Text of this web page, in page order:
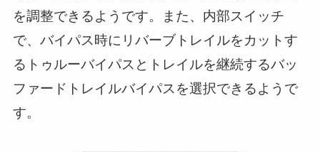
を調整できるようです。また、内部スイッチ
で、バイパス時にリバーブトレイルをカットす
るトゥルーバイパスとトレイルを継続するバッ
ファードトレイルバイパスを選択できるようで
す。